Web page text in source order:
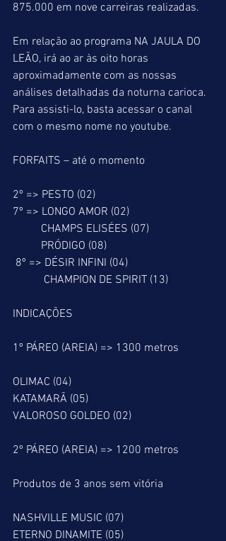
875.000 em nove carreiras realizadas.
Em relação ao programa NA JAULA DO
LEÃO, irá ao ar às oito horas
aproximadamente com as nossas
análises detalhadas da noturna carioca.
Para assisti-lo, basta acessar o canal
com o mesmo nome no youtube.
FORFAITS – até o momento
2º => PESTO (02)
7º => LONGO AMOR (02)
CHAMPS ELISÉES (07)
          PRÓDIGO (08)
8º => DÉSIR INFINI (04)
           CHAMPION DE SPIRIT (13)
INDICAÇÕES
1º PÁREO (AREIA) => 1300 metros
OLIMAC (04)
KATAMARÃ (05)
VALOROSO GOLDEO (02)
2º PÁREO (AREIA) => 1200 metros
Produtos de 3 anos sem vitória
NASHVILLE MUSIC (07)
ETERNO DINAMITE (05)